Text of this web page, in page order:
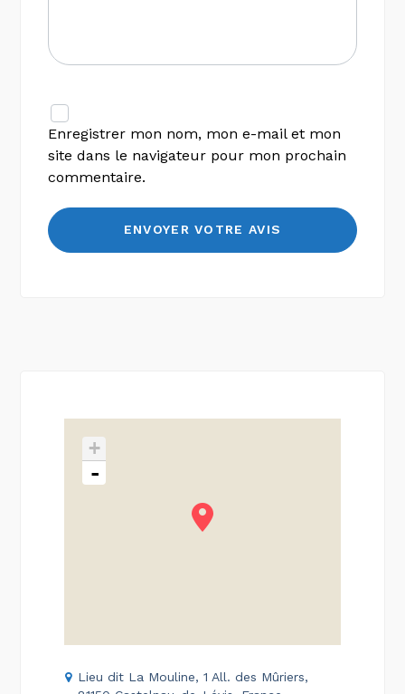
Enregistrer mon nom, mon e-mail et mon
site dans le navigateur pour mon prochain
commentaire.
+
-
Lieu dit La Mouline, 1 All. des Mûriers,